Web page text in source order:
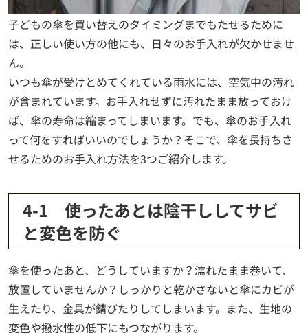
子どもの傘を買い替えのタイミングまでもたせるために
は、正しい使い方の他にも、日々のお手入れが欠かせませ
ん。
いつも傘が受けとめてくれている雨水には、空気中の汚れ
が含まれています。お手入れせずに汚れたまま放っておけ
ば、傘の寿命は縮まってしまいます。でも、傘のお手入れ
って何をすればいいのでしょうか？そこで、傘を長持ちさ
せるためのお手入れ方法を3つご紹介します。
4-1 使ったあとは陰干ししてサビ
と変色を防ぐ
傘を使ったあと、どうしていますか？濡れたまま巻いて、
放置していませんか？しっかりと乾かさないと傘にカビが
生えたり、金具が錆びたりしてしまいます。また、生地の
変色や撥水性の低下にもつながります。